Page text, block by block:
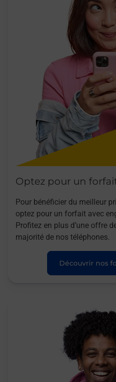
Optez pour un
Pour bénéficier du meilleur
optez pour un forfait avec
Profitez en plus d’une offre
majorité de nos téléphones.
Découvrir nos